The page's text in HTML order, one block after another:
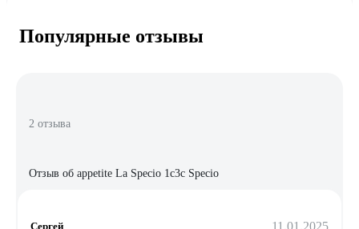
Популярные отзывы
2 отзыва
Отзыв об appetite La Specio 1с3с Specio
Сергей